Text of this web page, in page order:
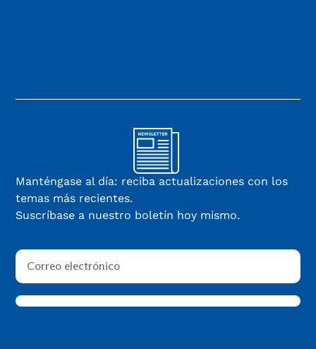
Manténgase al día: reciba actualizaciones con los
temas más recientes.
Suscríbase a nuestro boletín hoy mismo.